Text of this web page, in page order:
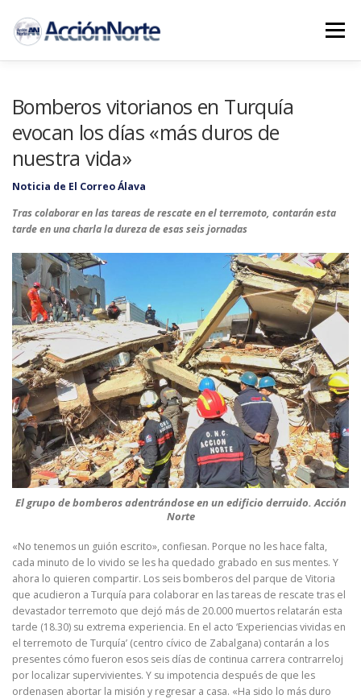
contenido
Menú
COLABORA
Bomberos vitorianos en Turquía
evocan los días «más duros de
nuestra vida»
Noticia de El Correo Álava
Tras colaborar en las tareas de rescate en el terremoto, contarán esta
tarde en una charla la dureza de esas seis jornadas
El grupo de bomberos adentrándose en un edificio derruido. Acción
Norte
«No tenemos un guión escrito», confiesan. Porque no les hace falta,
cada minuto de lo vivido se les ha quedado grabado en sus mentes. Y
ahora lo quieren compartir. Los seis bomberos del parque de Vitoria
que acudieron a Turquía para colaborar en las tareas de rescate tras el
devastador terremoto que dejó más de 20.000 muertos relatarán esta
tarde (18.30) su extrema experiencia. En el acto ‘Experiencias vividas en
el terremoto de Turquía’ (centro cívico de Zabalgana) contarán a los
presentes cómo fueron esos seis días de continua carrera contrarreloj
por localizar supervivientes. Y su impotencia después de que les
ordenasen abortar la misión y regresar a casa. «Ha sido lo más duro